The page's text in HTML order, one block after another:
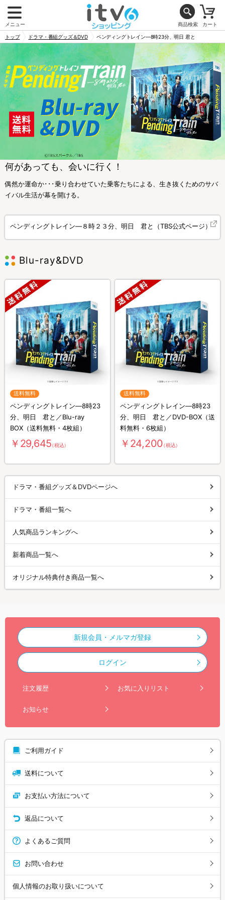
メニュー 商品検索 カート
トップ ドラマ・番組グッズ＆DVD ペンディングトレイン―8時23分、明日 君と
何があっても、会いに行く！
偶然か運命か･･･乗り合わせていた乗客たちによる、生き抜くためのサバ
イバル生活が幕を開ける。
ペンディングトレイン―８時２３分、明日 君と（TBS公式ページ）
Blu-ray&DVD
送料無料
ペンディングトレイン―8時23
分、明日 君と／Blu-ray
BOX（送料無料・4枚組）
￥29,645（税込）
送料無料
ペンディングトレイン―8時23
分、明日 君と／DVD-BOX（送
料無料・6枚組）
￥24,200（税込）
ドラマ・番組グッズ＆DVDページへ
ドラマ・番組一覧へ
人気商品ランキングへ
新着商品一覧へ
オリジナル特典付き商品一覧へ
新規会員・メルマガ登録
ログイン
注文履歴 お気に入りリスト
お知らせ
ご利用ガイド
送料について
お支払い方法について
返品について
よくあるご質問
お問い合わせ
個人情報のお取り扱いについて